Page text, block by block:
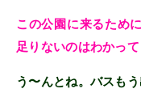
この公園に来るため
足りないのはわかっ
う〜んとね。バスも